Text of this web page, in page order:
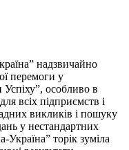
надзвичайно
перемоги у
Успіху”, особливо в
всіх підприємств і
викликів і пошуку
у нестандартних
торік зуміла